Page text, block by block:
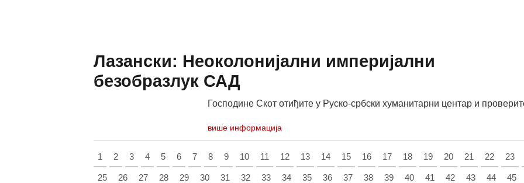
Лазански: Неоколонијални империјални
безобразлук САД
Господине Скот отиђите у Руско-србски хуманитарни центар и
више информација
1 2 3 4 5 6 7 8 9 10 11 12 13 14 15 16 17 18 19 20 21 22 23
25 26 27 28 29 30 31 32 33 34 35 36 37 38 39 40 41 42 43 44 45